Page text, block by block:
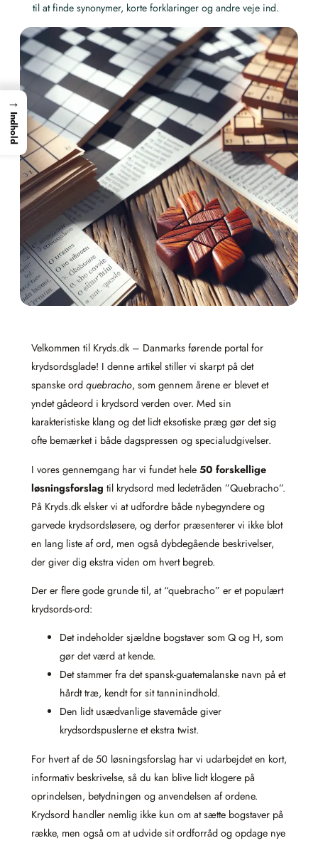
til at finde synonymer, korte forklaringer og andre veje ind.
Velkommen til Kryds.dk – Danmarks førende portal for
krydsordsglade! I denne artikel stiller vi skarpt på det
spanske ord quebracho, som gennem årene er blevet et
yndet gådeord i krydsord verden over. Med sin
karakteristiske klang og det lidt eksotiske præg gør det sig
ofte bemærket i både dagspressen og specialudgivelser.
I vores gennemgang har vi fundet hele 50 forskellige
løsningsforslag til krydsord med ledetråden ”Quebracho”.
På Kryds.dk elsker vi at udfordre både nybegyndere og
garvede krydsordsløsere, og derfor præsenterer vi ikke blot
en lang liste af ord, men også dybdegående beskrivelser,
der giver dig ekstra viden om hvert begreb.
Der er flere gode grunde til, at “quebracho” er et populært
krydsords-ord:
Det indeholder sjældne bogstaver som Q og H, som
gør det værd at kende.
Det stammer fra det spansk-guatemalanske navn på et
hårdt træ, kendt for sit tanninindhold.
Den lidt usædvanlige stavemåde giver
krydsordspuslerne et ekstra twist.
For hvert af de 50 løsningsforslag har vi udarbejdet en kort,
informativ beskrivelse, så du kan blive lidt klogere på
oprindelsen, betydningen og anvendelsen af ordene.
Krydsord handler nemlig ikke kun om at sætte bogstaver på
række, men også om at udvide sit ordforråd og opdage nye
→
Indhold